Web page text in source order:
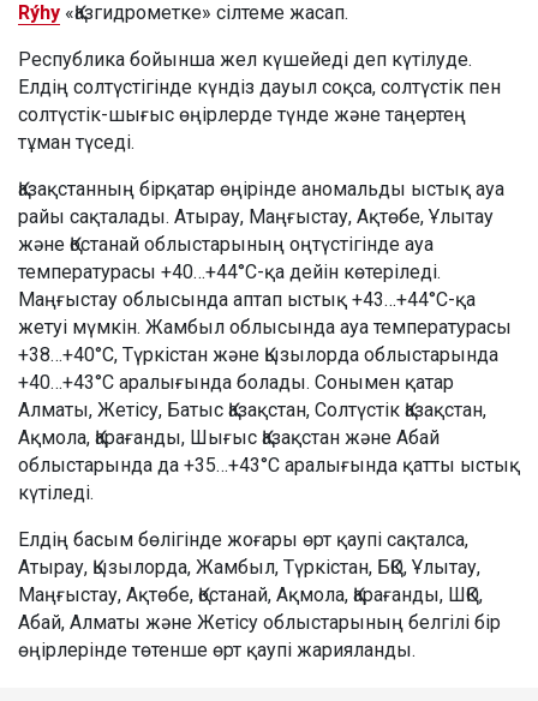
Rýhy «Қазгидрометке» сілтеме жасап.
Республика бойынша жел күшейеді деп күтілуде.
Елдің солтүстігінде күндіз дауыл соқса, солтүстік пен
солтүстік-шығыс өңірлерде түнде және таңертең
тұман түседі.
Қазақстанның бірқатар өңірінде аномальды ыстық ауа
райы сақталады. Атырау, Маңғыстау, Ақтөбе, Ұлытау
және Қостанай облыстарының оңтүстігінде ауа
температурасы +40…+44°C-қа дейін көтеріледі.
Маңғыстау облысында аптап ыстық +43…+44°C-қа
жетуі мүмкін. Жамбыл облысында ауа температурасы
+38…+40°C, Түркістан және Қызылорда облыстарында
+40…+43°C аралығында болады. Сонымен қатар
Алматы, Жетісу, Батыс Қазақстан, Солтүстік Қазақстан,
Ақмола, Қарағанды, Шығыс Қазақстан және Абай
облыстарында да +35…+43°C аралығында қатты ыстық
күтіледі.
Елдің басым бөлігінде жоғары өрт қаупі сақталса,
Атырау, Қызылорда, Жамбыл, Түркістан, БҚО, Ұлытау,
Маңғыстау, Ақтөбе, Қостанай, Ақмола, Қарағанды, ШҚО,
Абай, Алматы және Жетісу облыстарының белгілі бір
өңірлерінде төтенше өрт қаупі жарияланды.